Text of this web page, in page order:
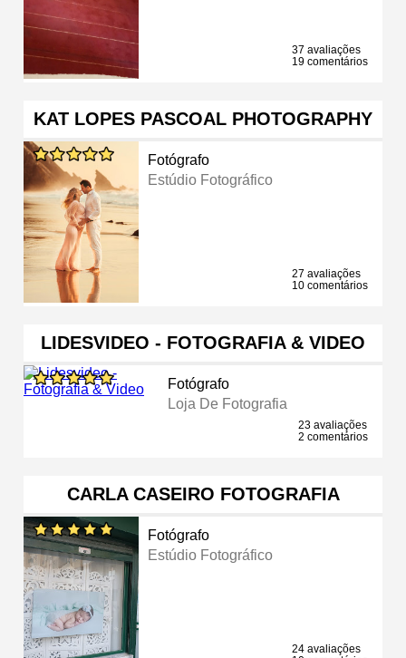
37 avaliações
19 comentários
KAT LOPES PASCOAL PHOTOGRAPHY
Fotógrafo
Estúdio Fotográfico
27 avaliações
10 comentários
LIDESVIDEO - FOTOGRAFIA & VIDEO
Fotógrafo
Loja De Fotografia
23 avaliações
2 comentários
CARLA CASEIRO FOTOGRAFIA
Fotógrafo
Estúdio Fotográfico
24 avaliações